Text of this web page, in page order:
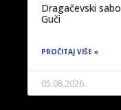
Dragačevski
Guči
PROČITAJ VIŠE »
05.08.2026.